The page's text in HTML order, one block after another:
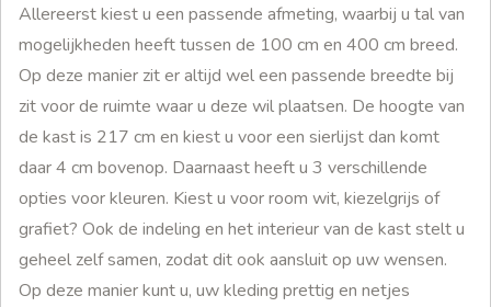
Allereerst kiest u een passende afmeting, waarbij u tal van
mogelijkheden heeft tussen de 100 cm en 400 cm breed.
Op deze manier zit er altijd wel een passende breedte bij
zit voor de ruimte waar u deze wil plaatsen. De hoogte van
de kast is 217 cm en kiest u voor een sierlijst dan komt
daar 4 cm bovenop. Daarnaast heeft u 3 verschillende
opties voor kleuren. Kiest u voor room wit, kiezelgrijs of
grafiet? Ook de indeling en het interieur van de kast stelt u
geheel zelf samen, zodat dit ook aansluit op uw wensen.
Op deze manier kunt u, uw kleding prettig en netjes